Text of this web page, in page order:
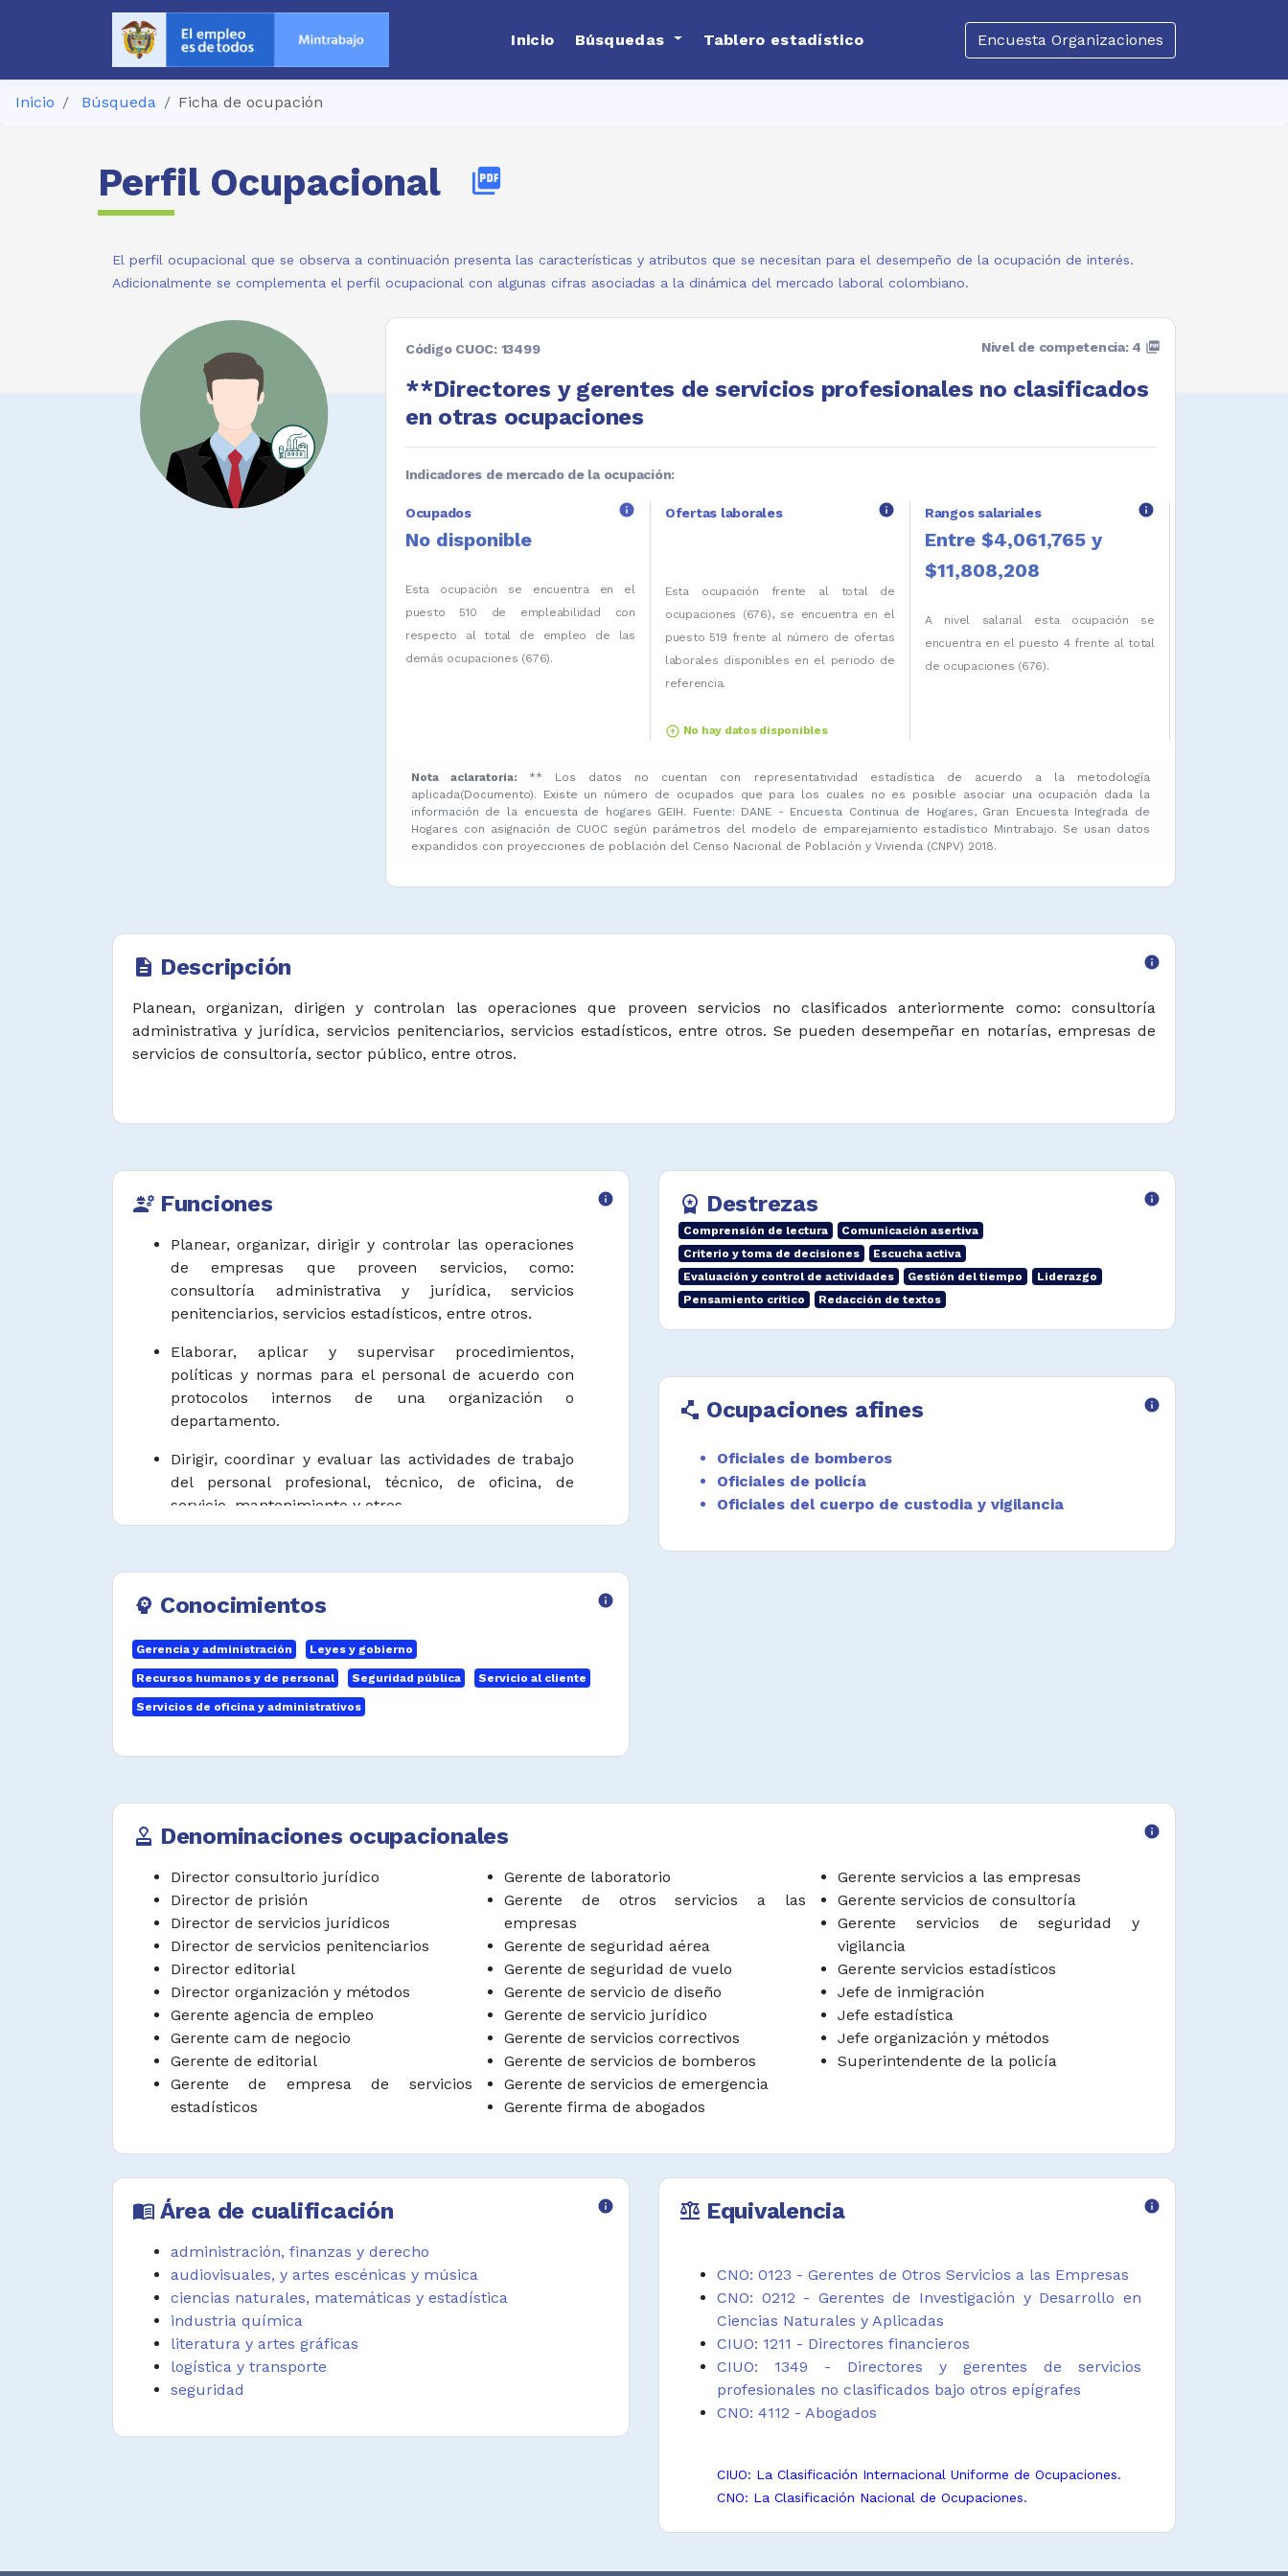
Inicio Búsquedas Tablero estadístico Encuesta Organizaciones
Inicio Búsqueda Ficha de ocupación
Perfil Ocupacional picture_as_pdf
El perfil ocupacional que se observa a continuación presenta las características y atributos que se necesitan para el desempeño de la ocupación de interés.
Adicionalmente se complementa el perfil ocupacional con algunas cifras asociadas a la dinámica del mercado laboral colombiano.
Código CUOC: 13499
**Directores y gerentes de servicios profesionales no clasificados
en otras ocupaciones
Nivel de competencia: 4 picture_as_pdf
Indicadores de mercado de la ocupación:
Ocupados info
No disponible
Esta ocupación se encuentra en el
puesto 510 de empleabilidad con
respecto al total de empleo de las
demás ocupaciones (676).
Ofertas laborales info
Esta ocupación frente al total de
ocupaciones (676), se encuentra en el
puesto 519 frente al número de ofertas
laborales disponibles en el periodo de
referencia.
arrow_circle_up No hay datos disponibles
Rangos salariales info
Entre $4,061,765 y
$11,808,208
A nivel salarial esta ocupación se
encuentra en el puesto 4 frente al total
de ocupaciones (676).
Nota aclaratoria: ** Los datos no cuentan con representatividad estadística de acuerdo a la metodología
aplicada(Documento). Existe un número de ocupados que para los cuales no es posible asociar una ocupación dada la
información de la encuesta de hogares GEIH. Fuente: DANE - Encuesta Continua de Hogares, Gran Encuesta Integrada de
Hogares con asignación de CUOC según parámetros del modelo de emparejamiento estadístico Mintrabajo. Se usan datos
expandidos con proyecciones de población del Censo Nacional de Población y Vivienda (CNPV) 2018.
description Descripción info
Planean, organizan, dirigen y controlan las operaciones que proveen servicios no clasificados anteriormente como: consultoría
administrativa y jurídica, servicios penitenciarios, servicios estadísticos, entre otros. Se pueden desempeñar en notarías, empresas de
servicios de consultoría, sector público, entre otros.
engineering Funciones info
Planear, organizar, dirigir y controlar las operaciones
de empresas que proveen servicios, como:
consultoría administrativa y jurídica, servicios
penitenciarios, servicios estadísticos, entre otros.
Elaborar, aplicar y supervisar procedimientos,
políticas y normas para el personal de acuerdo con
protocolos internos de una organización o
departamento.
Dirigir, coordinar y evaluar las actividades de trabajo
del personal profesional, técnico, de oficina, de
servicio, mantenimiento y otros.
y directivas relacionadas con la práctica legal,
elaboración de informes, redactar documentos
legales, entre otros.
implementación de estrategias de ventas y mercadeo,
políticas, relaciones públicas, programas y alianzas
prestación de servicios en el mismo campo o en
campos afines.
Desarrollar, establecer y gestionar los presupuestos,
políticas y procedimientos para proyectos del cliente,
contratos, equipos y suministros, controlar los gastos
y garantizar el uso eficiente de los recursos .
Representar a la empresa u organización o delegar en
representantes para que actúe en nombre de ella en
negociaciones, convenciones, seminarios, audiencias
funciones oficiales.
entrenamiento, rendimiento, selección y contratación
la empresa o departamento.
Asesorar a clientes sobre asuntos que surgen en
relación con sus derechos legales, problemas
personales, comerciales o administrativos y todo lo
relacionado con la ley.
Representar, negociar y defender los intereses de los
psychology Conocimientos info
Gerencia y administración Leyes y gobierno
Recursos humanos y de personal Seguridad pública Servicio al cliente
Servicios de oficina y administrativos
workspace_premium Destrezas info
Comprensión de lectura
Comunicación asertiva
Criterio y toma de decisiones
Escucha activa
Evaluación y control de actividades
Gestión del tiempo
Liderazgo
Pensamiento crítico
Redacción de textos
polyline Ocupaciones afines info
Oficiales de bomberos
Oficiales de policía
Oficiales del cuerpo de custodia y vigilancia
approval Denominaciones ocupacionales info
Director consultorio jurídico
Director de prisión
Director de servicios jurídicos
Director de servicios penitenciarios
Director editorial
Director organización y métodos
Gerente agencia de empleo
Gerente cam de negocio
Gerente de editorial
Gerente de empresa de servicios
estadísticos
Gerente de laboratorio
Gerente de otros servicios a las
empresas
Gerente de seguridad aérea
Gerente de seguridad de vuelo
Gerente de servicio de diseño
Gerente de servicio jurídico
Gerente de servicios correctivos
Gerente de servicios de bomberos
Gerente de servicios de emergencia
Gerente firma de abogados
Gerente servicios a las empresas
Gerente servicios de consultoría
Gerente servicios de seguridad y
vigilancia
Gerente servicios estadísticos
Jefe de inmigración
Jefe estadística
Jefe organización y métodos
Superintendente de la policía
menu_book Área de cualificación info
administración, finanzas y derecho
audiovisuales, y artes escénicas y música
ciencias naturales, matemáticas y estadística
industria química
literatura y artes gráficas
logística y transporte
seguridad
balance Equivalencia info
CNO: 0123 - Gerentes de Otros Servicios a las Empresas
CNO: 0212 - Gerentes de Investigación y Desarrollo en
Ciencias Naturales y Aplicadas
CIUO: 1211 - Directores financieros
CIUO: 1349 - Directores y gerentes de servicios
profesionales no clasificados bajo otros epígrafes
CNO: 4112 - Abogados
CIUO: La Clasificación Internacional Uniforme de Ocupaciones.
CNO: La Clasificación Nacional de Ocupaciones.